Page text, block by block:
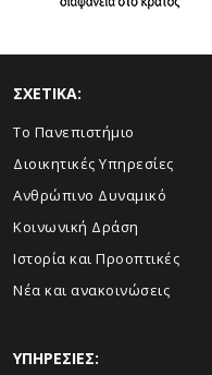
ΣΧΕΤΙΚΑ:
Το Πανεπιστήμιο
Διοικητικές Υπηρεσίες
Ανθρώπινο Δυναμικό
Κοινωνική Δράση
Ιστορία και Προοπτικές
Νέα και ανακοινώσεις
ΥΠΗΡΕΣΙΕΣ: